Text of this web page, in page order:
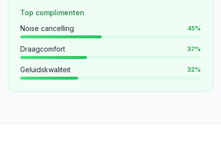
Top complimenten
Noise cancelling
45%
Draagcomfort 37%
Geluidskwaliteit 32%